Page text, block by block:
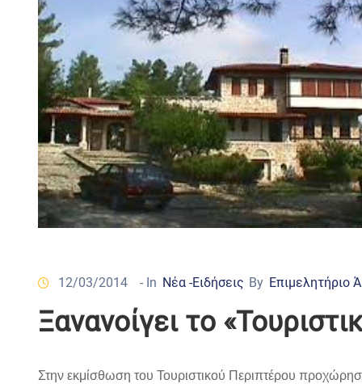
12/03/2014 - In Νέα -Ειδήσεις By Επιμελητήριο
Ξανανοίγει το
Στην εκμίσθωση του Τουριστικού Περιπτέρου